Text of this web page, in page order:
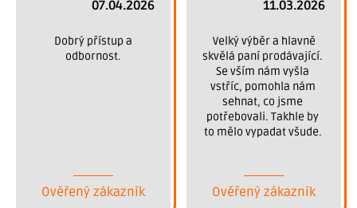
07.04.2026
odbornost.
Ověřený zákazník
11.03.2026
skvělá paní prodávající.
Se vším nám vyšla
vstříc, pomohla nám
sehnat, co jsme
potřebovali. Takhle by
to mělo vypadat všude.
Ověřený zákazník